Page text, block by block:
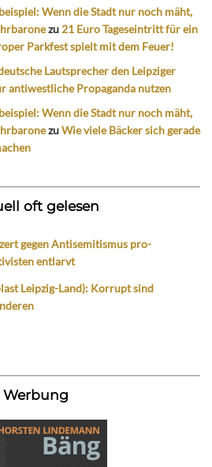
Wenn die Stadt nur noch mäht,
zu 21 Euro Tageseintritt für ein
Parkfest spielt mit dem Feuer!
Lautsprecher den Leipziger
antiwestliche Propaganda nutzen
Wenn die Stadt nur noch mäht,
zuWie viele Bäcker sich gerade
oft gelesen
gegen Antisemitismus pro-
entlarvt
Leipzig-Land): Korrupt sind
Werbung